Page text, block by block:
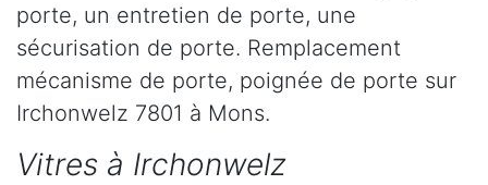
porte, un entretien de porte, une
sécurisation de porte. Remplacement
mécanisme de porte, poignée de porte sur
Irchonwelz 7801 à Mons.
Vitres à Irchonwelz